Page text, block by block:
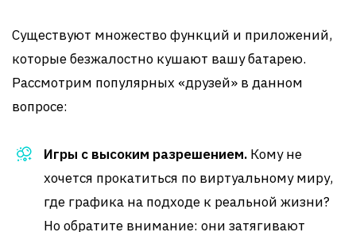
Существуют множество функций и приложений,
которые безжалостно кушают вашу батарею.
Рассмотрим популярных «друзей» в данном
вопросе:
Игры с высоким разрешением. Кому не
хочется прокатиться по виртуальному миру,
где графика на подходе к реальной жизни?
Но обратите внимание: они затягивают